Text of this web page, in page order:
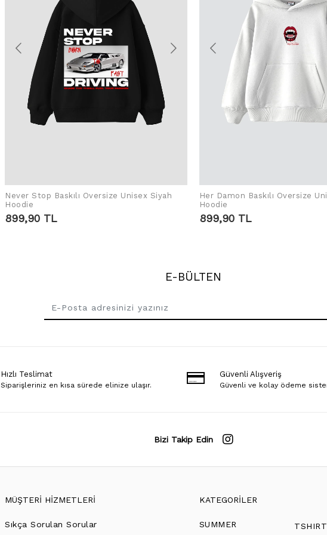
Never Stop Baskılı Oversize Unisex Siyah
Hoodie
899,90 TL
Her Damon Baskılı Oversize
Hoodie
899,90 TL
E-BÜLTEN
Hızlı Teslimat
Siparişleriniz en kısa sürede elinize ulaşır.
Güvenli Alışveriş
Güvenli ve kolay ödeme
Bizi Takip Edin
MÜŞTERİ HİZMETLERİ
Sıkça Sorulan Sorular
KATEGORİLER
SUMMER TSHIRT